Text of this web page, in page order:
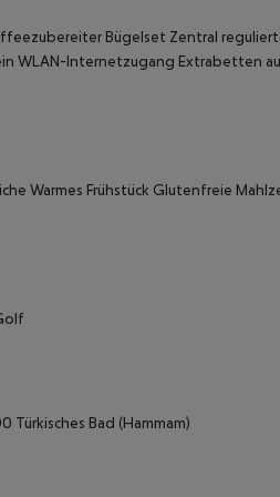
Bügelset Zentral
WLAN-Internetzugang Extrabetten
Warmes Frühstück Glutenfreie
Bad (Hammam)